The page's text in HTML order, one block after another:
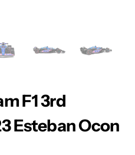
F1 3rd
Esteban Ocon